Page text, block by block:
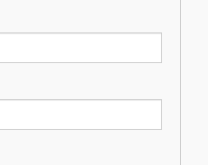
os pais podem investir